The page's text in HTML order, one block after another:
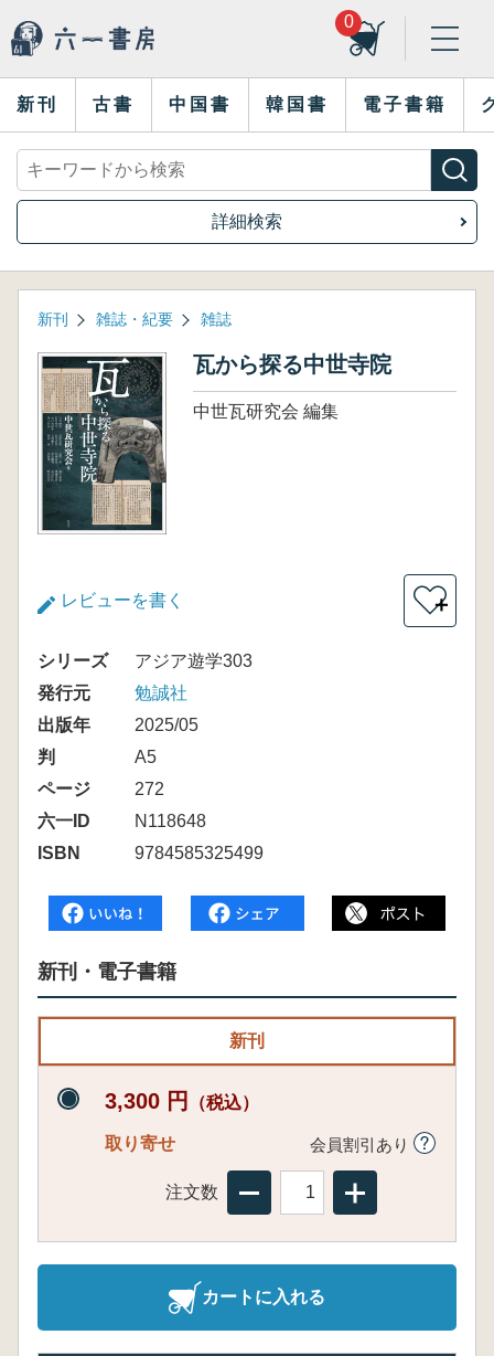
0
新刊 古書 中国書 韓国書 電子書籍
詳細検索
新刊 雑誌・紀要 雑誌
瓦から探る中世寺院
中世瓦研究会 編集
レビューを書く ＋
シリーズ
アジア遊学303
発行元
勉誠社
出版年
2025/05
判
A5
ページ
272
六一ID
N118648
ISBN
9784585325499
新刊・電子書籍
新刊
3,300 円 （税込）
取り寄せ 会員割引あり
注文数
カートに入れる